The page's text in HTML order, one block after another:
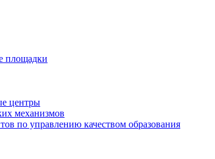
площадки
центры
механизмов
по управлению качеством образования